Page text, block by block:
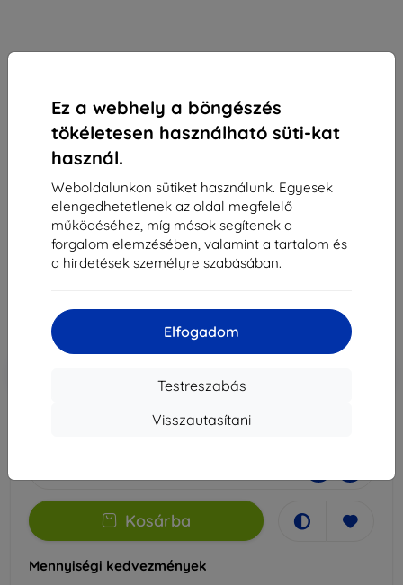
Ez a webhely a böngészés
tökéletesen használható süti-kat
használ.
Weboldalunkon sütiket használunk. Egyesek
elengedhetetlenek az oldal megfelelő
működéséhez, míg mások segítenek a
forgalom elemzésében, valamint a tartalom és
a hirdetések személyre szabásában.
Elfogadom
Testreszabás
Visszautasítani
3mk Silky Matt Privacy védőfólia OnePlus Nord CE
Alkalmas: OnePlus Nord CE 4
5 089 Ft
Ár ÁFA nelkül
Kosárba
Mennyiségi kedvezmények